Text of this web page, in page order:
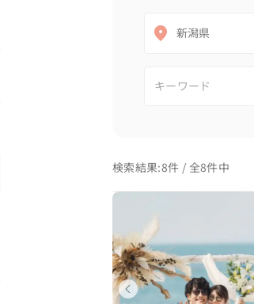
新潟県
検索結果:8件 / 全8件中
ウェディング
ウェディング
ウェディング